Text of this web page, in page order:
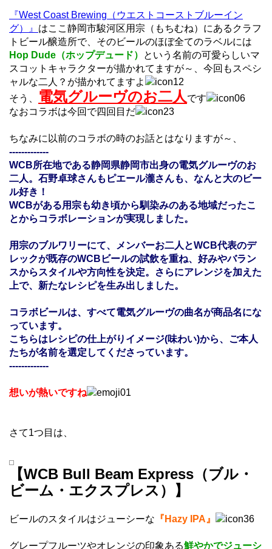
『West Coast Brewing（ウエストコーストブルーイン
グ）』 はここ静岡市駿河区用宗（もちむね）にあるクラフ
トビール醸造所で、そのビールのほぼ全てのラベルには
Hop Dude（ホップデュード）
という名前の可愛らしいマ
スコットキャラクターが描かれてますが～、今回もスペシ
ャルな二人？が描かれてますよ
そう、
電気グルーヴのお二人 です
なおコラボは今回で四回目だ
ちなみに以前のコラボの時のお話とはなりますが～、
-------------
WCB所在地である静岡県静岡市出身の電気グルーヴのお
二人。石野卓球さんもピエール瀧さんも、なんと大のビー
ル好き！
WCBがある用宗も幼き頃から馴染みのある地域だったこ
とからコラボレーションが実現しました。
用宗のブルワリーにて、メンバーお二人とWCB代表のデ
レックが既存のWCBビールの試飲を重ね、好みやバラン
スからスタイルや方向性を決定。さらにアレンジを加えた
上で、新たなレシピを生み出しました。
コラボビールは、すべて電気グルーヴの曲名が商品名にな
っています。
こちらはレシピの仕上がりイメージ(味わい)から、ご本人
たちが名前を選定してくださっています。
-------------
想いが熱いですね
さて1つ目は、
【WCB Bull Beam Express（ブル・
ビーム・エクスプレス）】
ビールのスタイルはジューシーな 『Hazy IPA』
グレープフルーツやオレンジの印象ある鮮やかでジューシ